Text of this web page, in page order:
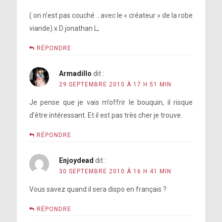
( on n’est pas couché .. avec le « créateur » de la robe
viande) x D jonathan L;
RÉPONDRE
Armadillo dit :
29 SEPTEMBRE 2010 À 17 H 51 MIN
Je pense que je vais m’offrir le bouquin, il risque
d’être intéressant. Et il est pas très cher je trouve.
RÉPONDRE
Enjoydead dit :
30 SEPTEMBRE 2010 À 16 H 41 MIN
Vous savez quand il sera dispo en français ?
RÉPONDRE